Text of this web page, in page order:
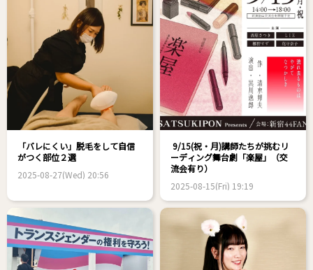
「バレにくい」脱毛をして自信
がつく部位２選
2025-08-27(Wed) 20:56
9/15(祝・月)講師たちが挑むリ
ーディング舞台劇「楽屋」（交
流会有り）
2025-08-15(Fri) 19:19